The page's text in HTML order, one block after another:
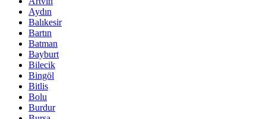
Aydın
Balıkesir
Bartın
Batman
Bayburt
Bilecik
Bingöl
Bitlis
Bolu
Burdur